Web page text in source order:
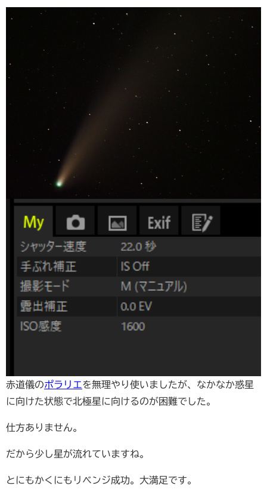
赤道儀のポラリエを無理やり使いましたが、なかなか惑星
に向けた状態で北極星に向けるのが困難でした。
仕方ありません。
だから少し星が流れていますね。
とにもかくにもリベンジ成功。大満足です。